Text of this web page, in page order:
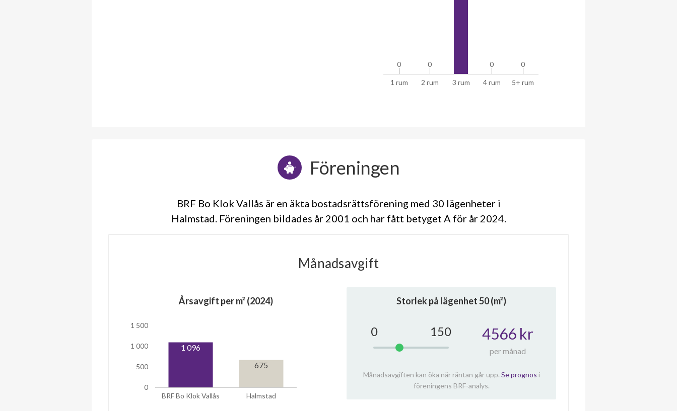
1 rum 2 rum 3 rum 4 rum 5+ rum
0
0 0
0 0
0 0
0
Föreningen
BRF Bo Klok Vallås är en äkta bostadsrättsförening med 30 lägenheter i
Halmstad. Föreningen bildades år 2001 och har fått betyget A för år 2024
Månadsavgift
Årsavgift per m² (2024)
BRF Bo Klok Vallås Halmstad
0
500
1 000
1 500
1 096
675
Storlek på lägenhet50(m²)
0 150 4566 kr
per månad
Månadsavgiften kan öka när räntan går upp. Se prognos i
föreningens BRF-analys.